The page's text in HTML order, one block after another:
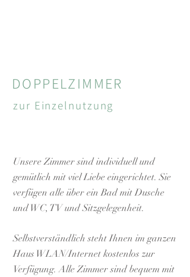
DOPPELZIMMER
zur Einzelnutzung
Unsere Zimmer sind individuell und
gemütlich mit viel Liebe eingerichtet. Sie
verfügen alle über ein Bad mit Dusche
und WC, TV und Sitzgelegenheit.
Selbstverständlich steht Ihnen im ganzen
Haus WLAN/Internet kostenlos zur
Verfügung. Alle Zimmer sind bequem mit